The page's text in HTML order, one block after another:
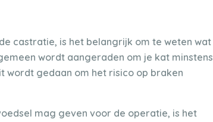
castratie, is het belangrijk om te weten wat
wordt aangeraden om je kat minstens
wordt gedaan om het risico op braken
mag geven voor de operatie, is het